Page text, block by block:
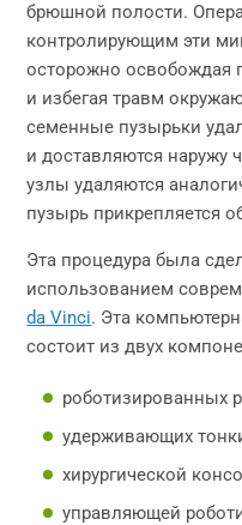
брюшной полости.
контролирующим эти
осторожно освобождая
и избегая травм
семенные пузырьки
и доставляются наружу
узлы удаляются
пузырь прикрепляется
Эта процедура была
использованием
da Vinci. Эта
состоит из двух
роботизированных
удерживающих
хирургической
управляющей